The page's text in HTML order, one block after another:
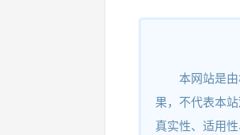
本网站是
果，不代表本
真实性、适用